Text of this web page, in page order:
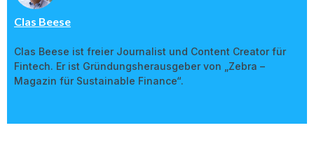
Clas Beese
Clas Beese ist freier Journalist und Content Creator für
Fintech. Er ist Gründungsherausgeber von „Zebra –
Magazin für Sustainable Finance“.